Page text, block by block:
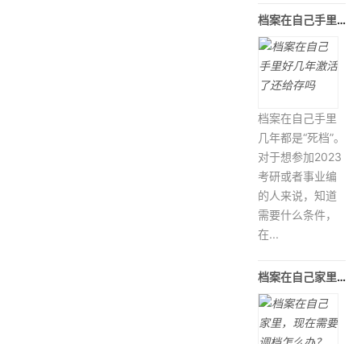
档案在自己手里好几年激活了还给存
档案在自己手里
几年都是“死档”。
对于想参加2023
考研或者事业编
的人来说，知道
需要什么条件，
在...
档案在自己家里，现在需要调档怎么办